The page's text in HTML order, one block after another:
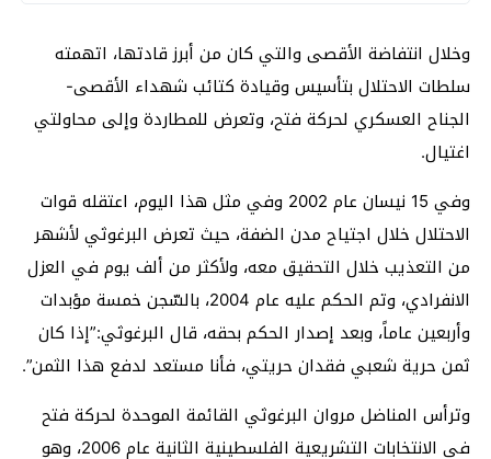
وخلال انتفاضة الأقصى والتي كان من أبرز قادتها، اتهمته
سلطات الاحتلال بتأسيس وقيادة كتائب شهداء الأقصى-
الجناح العسكري لحركة فتح، وتعرض للمطاردة وإلى محاولتي
اغتيال.
وفي 15 نيسان عام 2002 وفي مثل هذا اليوم، اعتقله قوات
الاحتلال خلال اجتياح مدن الضفة، حيث تعرض البرغوثي لأشهر
من التعذيب خلال التحقيق معه، ولأكثر من ألف يوم في العزل
الانفرادي، وتم الحكم عليه عام 2004، بالسّجن خمسة مؤبدات
وأربعين عاماً، وبعد إصدار الحكم بحقه، قال البرغوثي:”إذا كان
ثمن حرية شعبي فقدان حريتي، فأنا مستعد لدفع هذا الثمن”.
وترأس المناضل مروان البرغوثي القائمة الموحدة لحركة فتح
في الانتخابات التشريعية الفلسطينية الثانية عام 2006، وهو